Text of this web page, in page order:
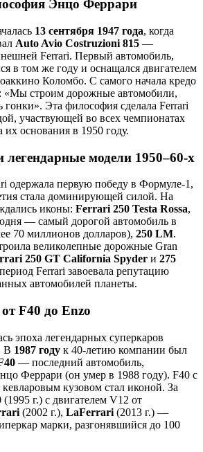
Энцо Феррари
13 сентября 1947 года, когда
Auto Avio Costruzioni 815 —
Ferrari. Первый автомобиль,
в том же году и оснащался двигателем
Коломбо. С самого начала кредо
«Мы строим дорожные автомобили,
гонки». Эта философия сделала Ferrari
участвующей во всех чемпионатах
основания в 1950 году.
легендарные модели 1950–60-х
одержала первую победу в Формуле-1,
стала доминирующей силой. На
иконы: Ferrari 250 Testa Rossa,
— самый дорогой автомобиль в
70 миллионов долларов), 250 LM.
великолепные дорожные Gran
250 GT California Spyder и 275
Ferrari завоевала репутацию
автомобилей планеты.
F40 до Enzo
эпоха легендарных суперкаров
В 1987 году к 40-летию компании был
— последний автомобиль,
Феррари (он умер в 1988 году). F40 с
кузовом стал иконой. За
(1995 г.) с двигателем V12 от
(2002 г.), LaFerrari (2013 г.) —
марки, разгонявшийся до 100